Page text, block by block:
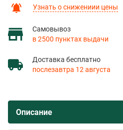
Узнать о снижениии цены
Самовывоз
в 2500 пунктах выдачи
Доставка бесплатно
послезавтра 12 августа
Описание